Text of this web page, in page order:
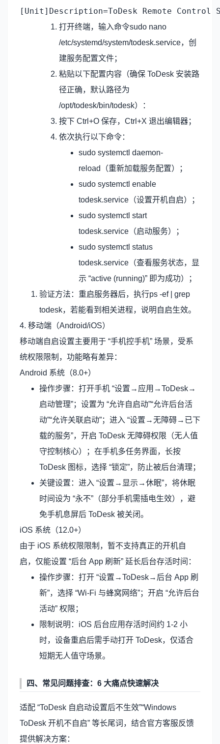
[Unit]Description=ToDesk Remote
打开终端，输入命令sudo nano
/etc/systemd/system/todesk.service，创
建服务配置文件；
粘贴以下配置内容（确保 ToDesk 安装路
径正确，默认路径为
/opt/todesk/bin/todesk）：
按下 Ctrl+O 保存，Ctrl+X 退出编辑器；
依次执行以下命令：
sudo systemctl daemon-
reload（重新加载服务配置）；
sudo systemctl enable
todesk.service（设置开机自启）；
sudo systemctl start
todesk.service（启动服务）；
sudo systemctl status
todesk.service（查看服务状态，显
示 “active (running)” 即为成功）；
验证方法：重启服务器后，执行ps -ef | grep
todesk，若能看到相关进程，说明自启生效。
4. 移动端（Android/iOS）
移动端自启设置主要用于 “手机控手机” 场景，受系
统权限限制，功能略有差异：
Android 系统（8.0+）
操作步骤：打开手机 “设置→应用→ToDesk→
启动管理”；设置为 “允许自启动”“允许后台活
动”“允许关联启动”；进入 “设置→无障碍→已下
载的服务”，开启 ToDesk 无障碍权限（无人值
守控制核心）；在手机多任务界面，长按
ToDesk 图标，选择 “锁定”，防止被后台清理；
关键设置：进入 “设置→显示→休眠”，将休眠
时间设为 “永不”（部分手机需插电生效），避
免手机息屏后 ToDesk 被关闭。
iOS 系统（12.0+）
由于 iOS 系统权限限制，暂不支持真正的开机自
启，仅能设置 “后台 App 刷新” 延长后台存活时间：
操作步骤：打开 “设置→ToDesk→后台 App 刷
新”，选择 “Wi-Fi 与蜂窝网络”；开启 “允许后台
活动” 权限；
限制说明：iOS 后台应用存活时间约 1-2 小
时，设备重启后需手动打开 ToDesk，仅适合
短期无人值守场景。
四、常见问题排查：6 大痛点快速解决
适配 “ToDesk 自启动设置后不生效”“Windows
ToDesk 开机不自启” 等长尾词，结合官方客服反馈
提供解决方案：